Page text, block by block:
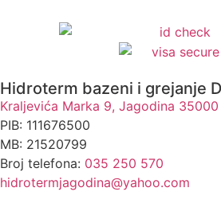
Hidroterm bazeni i grejanje
Kraljevića Marka 9, Jagodina 35000
PIB: 111676500
MB: 21520799
Broj telefona: 035 250 570
hidrotermjagodina@yahoo.com